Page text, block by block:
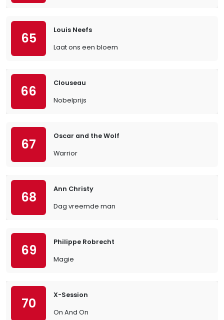
65
Louis Neefs
Laat ons een bloem
66
Clouseau
Nobelprijs
67
Oscar and the Wolf
Warrior
68
Ann Christy
Dag vreemde man
69
Philippe Robrecht
Magie
70
X-Session
On And On